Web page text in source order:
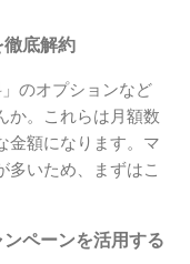
底解約
のオプションなど
か。これらは月額数
金額になります。マ
多いため、まずはこ
ペーンを活用する